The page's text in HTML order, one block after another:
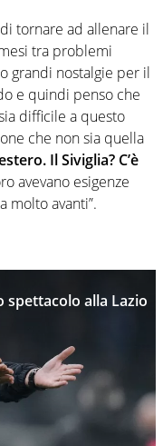
tornare ad allenare il
tra problemi
grandi nostalgie per il
e quindi penso che
difficile a questo
che non sia quella
Il Siviglia? C’è
avevano esigenze
molto avanti”.
spettacolo alla Lazio